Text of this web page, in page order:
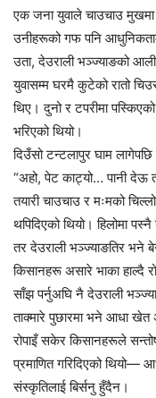
एक जना युवाले चाउचाउ मुखमा
उनीहरूको गफ पनि
उता, देउराली भञ्ज्याङको
युवासम्म घरमै कुटेको रातो
थिए। दुनो र टपरीमा
भरिएको थियो।
दिउँसो टन्टलापुर घाम
“अहो, पेट काट्यो… पानी देऊ
तयारी चाउचाउ र मःमको
थपिदिएको थियो। हिलोमा
तर देउराली भञ्ज्याङतिर भने
किसानहरू असारे भाका हाल्दै
साँझ पर्नुअघि नै देउराली
ताक्मारे पुछारमा भने आधा खेत
रोपाइँ सकेर किसानहरूले
प्रमाणित गरिदिएको थियो—
संस्कृतिलाई बिर्सनु हुँदैन।